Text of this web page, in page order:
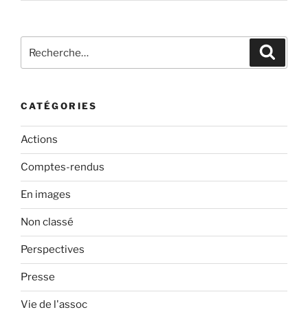
pour
CATÉGORIES
Actions
Comptes-rendus
En images
Non classé
Perspectives
Presse
Vie de l'assoc